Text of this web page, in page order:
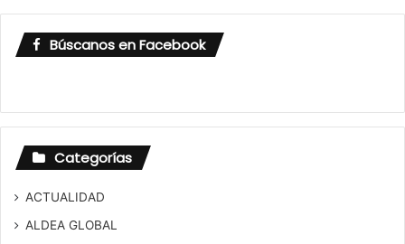
Búscanos en Facebook
Categorías
ACTUALIDAD
ALDEA GLOBAL